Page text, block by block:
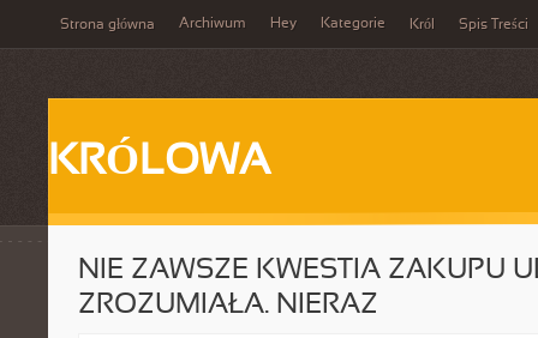
Strona główna Archiwum Hey Kategorie Król Spis Treści
KRÓLOWA
NIE ZAWSZE KWESTIA ZAKUPU
ZROZUMIAŁA. NIERAZ